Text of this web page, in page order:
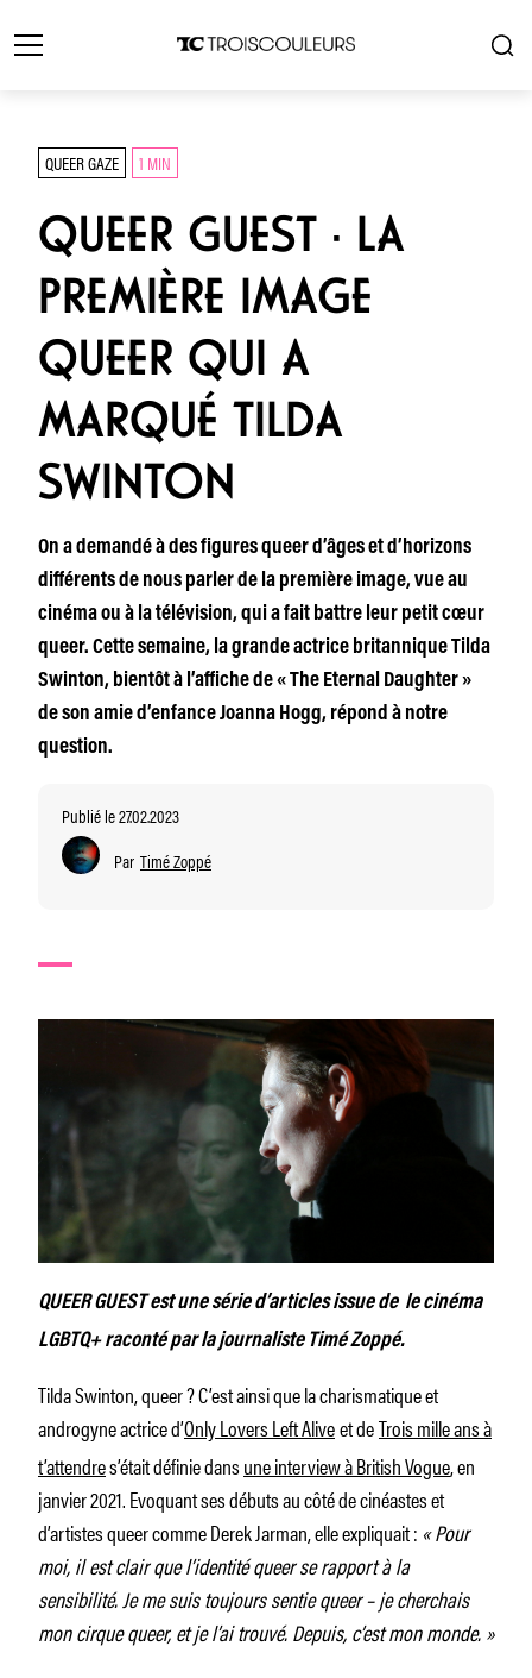
QUEER GAZE 1 MIN
QUEER GUEST · LA
PREMIÈRE IMAGE
QUEER QUI A
MARQUÉ TILDA
SWINTON
On a demandé à des figures queer d’âges et d’horizons
différents de nous parler de la première image, vue au
cinéma ou à la télévision, qui a fait battre leur petit cœur
queer. Cette semaine, la grande actrice britannique Tilda
Swinton, bientôt à l’affiche de « The Eternal Daughter »
de son amie d’enfance Joanna Hogg, répond à notre
question.
Publié le 27.02.2023
Par Timé Zoppé
QUEER GUEST est une série d’articles issue de le cinéma
LGBTQ+ raconté par la journaliste Timé Zoppé.
Tilda Swinton, queer ? C’est ainsi que la charismatique et
androgyne actrice d’Only Lovers Left Aliveet deTrois mille ans à
t’attendres’était définie dansune interview à British Vogue, en
janvier 2021. Evoquant ses débuts au côté de cinéastes et
d’artistes queer comme Derek Jarman, elle expliquait : « Pour
moi, il est clair que l’identité queer se rapport à la
sensibilité. Je me suis toujours sentie queer – je cherchais
mon cirque queer, et je l’ai trouvé. Depuis, c’est mon monde. »